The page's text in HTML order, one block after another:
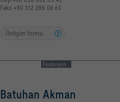
Faks +90 312 285 06 63
İletişim formu
Fonksiyon
Batuhan Akman